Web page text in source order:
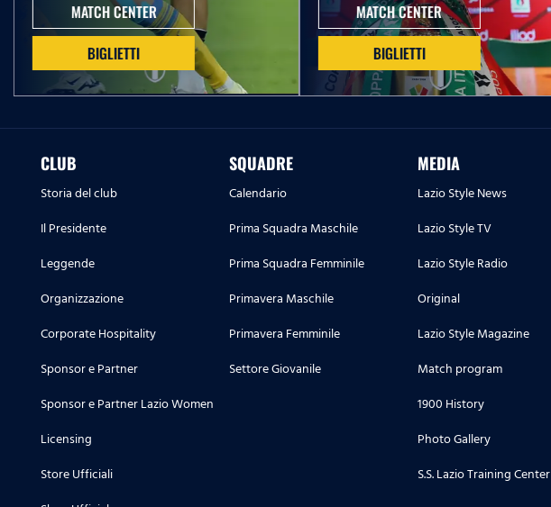
MATCH CENTER
BIGLIETTI
MATCH CENTER
BIGLIETTI
CLUB
Storia del club
Il Presidente
Leggende
Organizzazione
Corporate Hospitality
Sponsor e Partner
Sponsor e Partner Lazio Women
Licensing
Store Ufficiali
SQUADRE
Calendario
Prima Squadra Maschile
Prima Squadra Femminile
Primavera Maschile
Primavera Femminile
Settore Giovanile
MEDIA
Lazio Style News
Lazio Style TV
Lazio Style Radio
Original
Lazio Style Magazine
Match program
1900 History
Photo Gallery
S.S. Lazio Training Center